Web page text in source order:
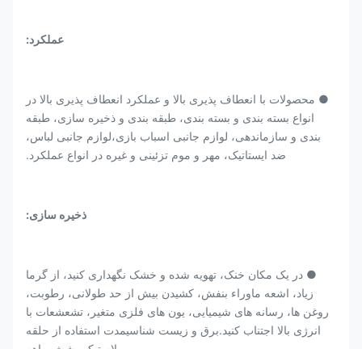
عملکرد:
● محصولات با انعطاف پذیری بالا و عملکرد انعطاف پذیری بالا در
انواع بسته بندی و بسته بندی، طبقه بندی و ذخیره سازی، طبقه
بندی و سازماندهی، لوازم جانبی اسباب بازی،لوازم جانبی لباس،
ضد ایستاتیک، مهر و موم تزئینی و غیره در انواع عملکرد.
ذخیره سازی:
● در یک مکان خنک، تهویه شده و خشک نگهداری کنید، از گرما
زیاد، اشعه ماوراء بنفش، کشیدن بیش از حد طولانی، رطوبت،
روغن ها، رسانه های شیمیایی، یون های فلزی متغیر، تشعشعات با
انرژی بالا اجتناب کنید.برق و زیست شناسیمدت استفاده از حلقه